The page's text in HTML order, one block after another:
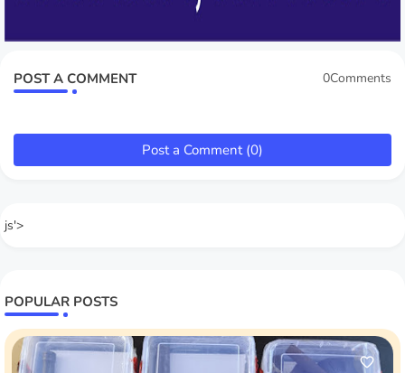
POST A COMMENT 0Comments
Post a Comment (0)
js'>
POPULAR POSTS